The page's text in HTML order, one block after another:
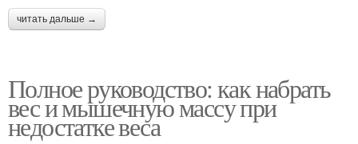
читать дальше →
Полное руководство: как набрать
вес и мышечную массу при
недостатке веса